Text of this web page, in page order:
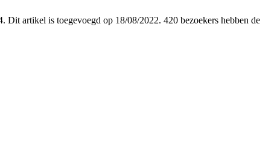
artikel is toegevoegd op 18/08/2022. 420 bezoekers hebben de